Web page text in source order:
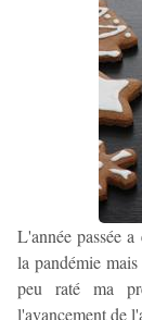
L'année passée
la pandémie
peu raté ma
l'avancement de